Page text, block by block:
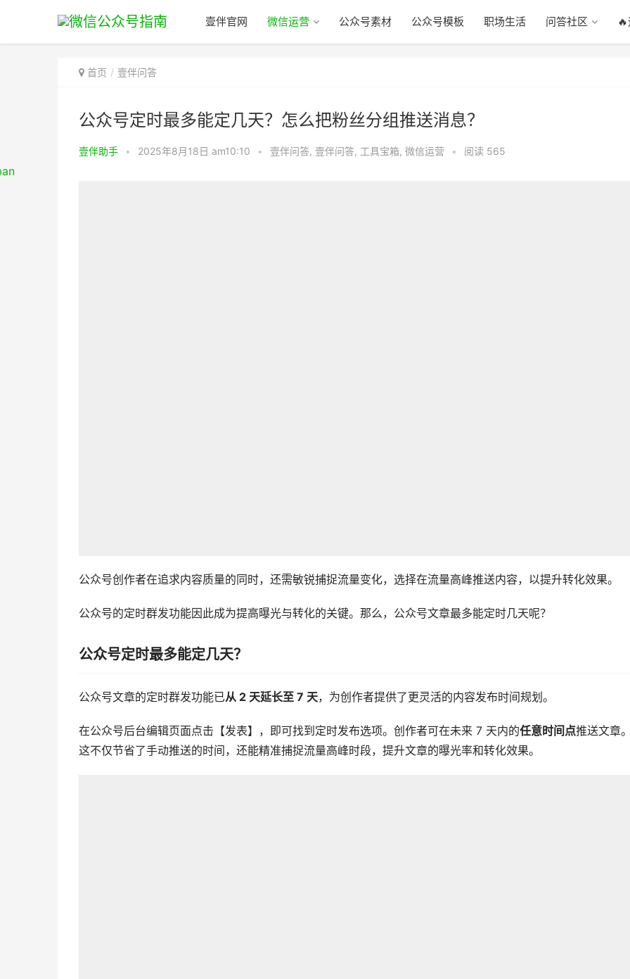
壹伴官网 微信运营 公众号素材 公众号模板 职场生活 问答社区
首页 壹伴问答
公众号定时最多能定几天？怎么把粉丝分组推送消息？
壹伴助手 • 2025年8月18日 am10:10 • 壹伴问答, 壹伴问答, 工具宝箱, 微信运营 • 阅读 565
公众号创作者在追求内容质量的同时，还需敏锐捕捉流量变化，选择在流量高峰推送内容，以提升转化效果。
公众号的定时群发功能因此成为提高曝光与转化的关键。那么，公众号文章最多能定时几天呢？
公众号定时最多能定几天？
公众号文章的定时群发功能已从 2 天延长至 7 天，为创作者提供了更灵活的内容发布时间规划。
在公众号后台编辑页面点击【发表】，即可找到定时发布选项。创作者可在未来 7 天内的任意时间点推送文章
这不仅节省了手动推送的时间，还能精准捕捉流量高峰时段，提升文章的曝光率和转化效果。